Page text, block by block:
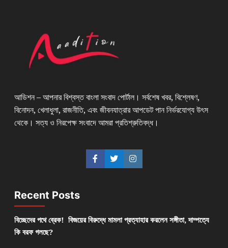
আডিশন – আপনার বিশ্বস্ত বাংলা সংবাদ পোর্টাল। সর্বশেষ খবর, বিশ্লেষণ,
বিনোদন, খেলাধুলা, রাজনীতি, এবং জীবনযাত্রার আপডেট পান নির্ভরযোগ্য উৎস
থেকে। সত্য ও নিরপেক্ষ সংবাদে আমরা প্রতিশ্রুতিবদ্ধ।
Recent Posts
বিচ্ছেদের পথে ব্রেক! বিজয়ের বিরুদ্ধে মামলা প্রত্যাহার করলেন সঙ্গীতা, দাম্পত্যে
কি বরফ গলছে?